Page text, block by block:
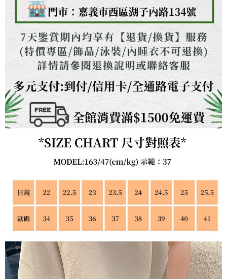
５．嚴禁一人註冊多個帳號或使用他人資訊註冊。若發現惡意使用之情形，
恩沛科技股份有限公司將有權停止該用戶之使用額度並採取法律行動。